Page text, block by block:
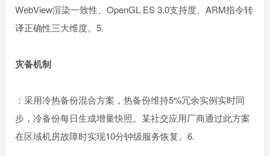
WebView渲染一致性、OpenGL ES 3.0支持度、ARM指令转
译正确性三大维度。5.
灾备机制
：采用冷热备份混合方案，热备份维持5%冗余实例实时同
步，冷备份每日生成增量快照。某社交应用厂商通过此方案
在区域机房故障时实现10分钟级服务恢复。6.